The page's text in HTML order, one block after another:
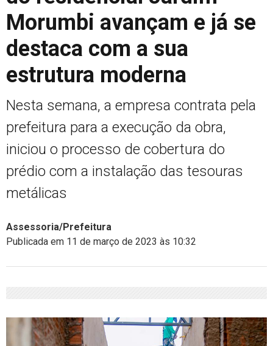
Morumbi avançam e já se
destaca com a sua
estrutura moderna
Nesta semana, a empresa contrata pela
prefeitura para a execução da obra,
iniciou o processo de cobertura do
prédio com a instalação das tesouras
metálicas
Assessoria/Prefeitura
Publicada em 11 de março de 2023 às 10:32